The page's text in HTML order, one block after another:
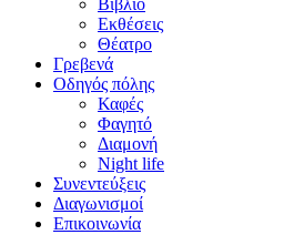
Βιβλίο
Εκθέσεις
Θέατρο
Γρεβενά
Οδηγός πόλης
Καφές
Φαγητό
Διαμονή
Night life
Συνεντεύξεις
Διαγωνισμοί
Επικοινωνία